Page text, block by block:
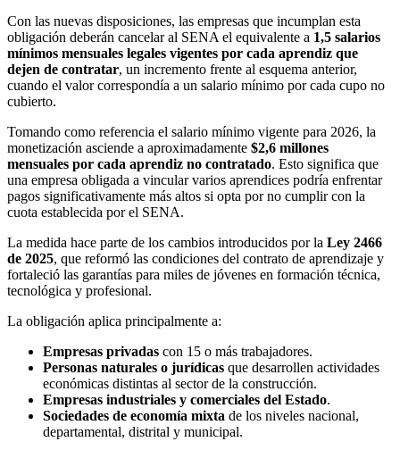
Con las nuevas disposiciones, las empresas que incumplan esta
obligación deberán cancelar al SENA el equivalente a 1,5 salarios
mínimos mensuales legales vigentes por cada aprendiz que
dejen de contratar, un incremento frente al esquema anterior,
cuando el valor correspondía a un salario mínimo por cada cupo no
cubierto.
Tomando como referencia el salario mínimo vigente para 2026, la
monetización asciende a aproximadamente $2,6 millones
mensuales por cada aprendiz no contratado. Esto significa que
una empresa obligada a vincular varios aprendices podría enfrentar
pagos significativamente más altos si opta por no cumplir con la
cuota establecida por el SENA.
La medida hace parte de los cambios introducidos por la Ley 2466
de 2025, que reformó las condiciones del contrato de aprendizaje y
fortaleció las garantías para miles de jóvenes en formación técnica,
tecnológica y profesional.
La obligación aplica principalmente a:
Empresas privadas con 15 o más trabajadores.
Personas naturales o jurídicas que desarrollen actividades
económicas distintas al sector de la construcción.
Empresas industriales y comerciales del Estado.
Sociedades de economía mixta de los niveles nacional,
departamental, distrital y municipal.